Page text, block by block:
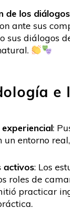
de los diálogos
ante sus
sus diálogos
e
:
un entorno
activos: Los
roles de
practicar